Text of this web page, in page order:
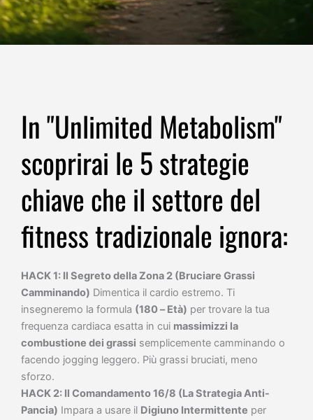
In "Unlimited Metabolism"
scoprirai le 5 strategie
chiave che il settore del
fitness tradizionale ignora:
HACK 1: Il Segreto della Zona 2 (Bruciare Grassi
Camminando) Dimentica il cardio estremo. Ti
insegneremo la formula (180 – Età) per trovare la tua
frequenza cardiaca esatta in cui massimizzi la
combustione dei grassi semplicemente camminando o
facendo jogging leggero. Più grassi bruciati, meno
sforzo.
HACK 2: Il Comandamento 16/8 (La Strategia Anti-
Pancia) Impara a usare il Digiuno Intermittente per